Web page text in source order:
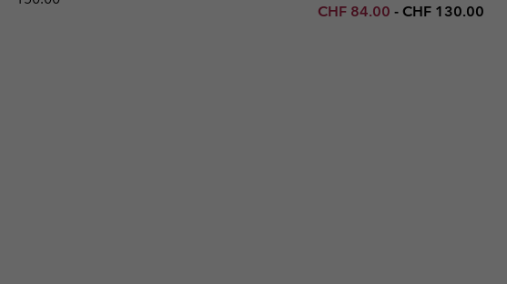
Minimum sale price:
CHF 84.00 - Maximum
CHF 130.00